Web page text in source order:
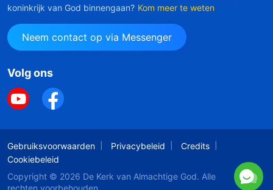
koninkrijk van God binnengaan? Kom meer te weten
Neem contact op via Messenger
Volg ons
Gebruiksvoorwaarden Privacybeleid
Credits
Cookiebeleid
Copyright © 2026 De Kerk van Almachtige God. Alle
rechten voorbehouden.